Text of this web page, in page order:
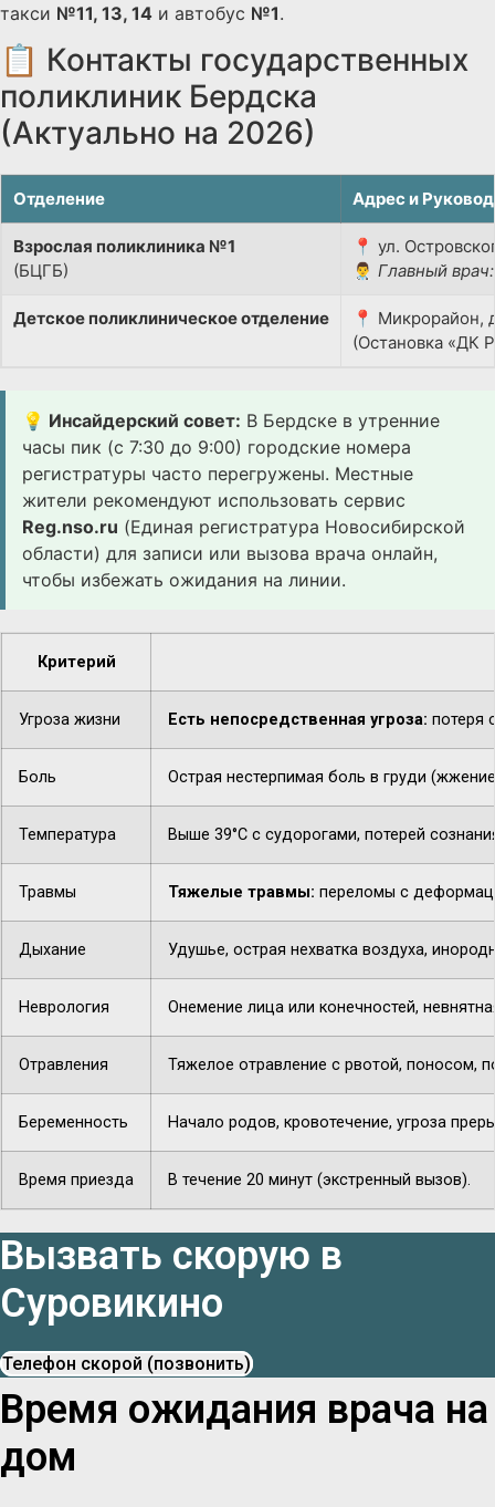
такси №11, 13, 14 и автобус №1.
📋 Контакты государственных
поликлиник Бердска
(Актуально на 2026)
Отделение Адрес и
Взрослая поликлиника №1
(БЦГБ)
📍 ул.
👨‍⚕️ Главный врач:
Детское поликлиническое отделение
📍 Микрорайон,
(Остановка «ДК
💡 Инсайдерский совет: В Бердске в утренние
часы пик (с 7:30 до 9:00) городские номера
регистратуры часто перегружены. Местные
жители рекомендуют использовать сервис
Reg.nso.ru (Единая регистратура Новосибирской
области) для записи или вызова врача онлайн,
чтобы избежать ожидания на линии.
Критерий
Угроза жизни Есть непосредственная угроза: потеря
Боль Острая нестерпимая боль в груди
Температура Выше 39°C с судорогами, потерей
Травмы Тяжелые травмы: переломы с
Дыхание Удушье, острая нехватка воздуха,
Неврология Онемение лица или конечностей,
Отравления Тяжелое отравление с рвотой, поносом,
Беременность Начало родов, кровотечение, угроза
Время приезда В течение 20 минут (экстренный вызов).
Вызвать скорую в
Суровикино
Телефон скорой (позвонить)
Время ожидания врача на
дом